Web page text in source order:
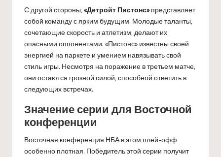
С другой стороны, «Детройт Пистонс»представляет
собой команду с ярким будущим. Молодые таланты,
сочетающие скорость и атлетизм, делают их
опасными оппонентами. «Пистонс» известны своей
энергией на паркете и умением навязывать свой
стиль игры. Несмотря на поражение в третьем матче,
они остаются грозной силой, способной ответить в
следующих встречах.
Значение серии для Восточной
конференции
Восточная конференция НБА в этом плей-офф
особенно плотная. Победитель этой серии получит